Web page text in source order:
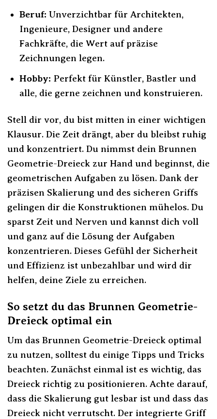
Beruf: Unverzichtbar für Architekten,
Ingenieure, Designer und andere
Fachkräfte, die Wert auf präzise
Zeichnungen legen.
Hobby: Perfekt für Künstler, Bastler und
alle, die gerne zeichnen und konstruieren.
Stell dir vor, du bist mitten in einer wichtigen
Klausur. Die Zeit drängt, aber du bleibst ruhig
und konzentriert. Du nimmst dein Brunnen
Geometrie-Dreieck zur Hand und beginnst, die
geometrischen Aufgaben zu lösen. Dank der
präzisen Skalierung und des sicheren Griffs
gelingen dir die Konstruktionen mühelos. Du
sparst Zeit und Nerven und kannst dich voll
und ganz auf die Lösung der Aufgaben
konzentrieren. Dieses Gefühl der Sicherheit
und Effizienz ist unbezahlbar und wird dir
helfen, deine Ziele zu erreichen.
So setzt du das Brunnen Geometrie-
Dreieck optimal ein
Um das Brunnen Geometrie-Dreieck optimal
zu nutzen, solltest du einige Tipps und Tricks
beachten. Zunächst einmal ist es wichtig, das
Dreieck richtig zu positionieren. Achte darauf,
dass die Skalierung gut lesbar ist und dass das
Dreieck nicht verrutscht. Der integrierte Griff